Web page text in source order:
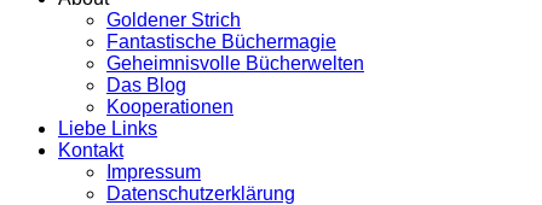
Goldener Strich
Fantastische Büchermagie
Geheimnisvolle Bücherwelten
Das Blog
Kooperationen
Liebe Links
Kontakt
Impressum
Datenschutzerklärung